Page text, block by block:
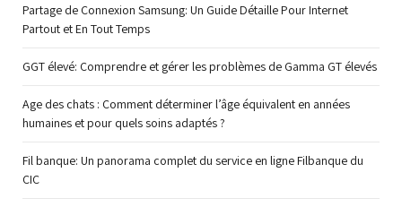
Partage de Connexion Samsung: Un Guide Détaille Pour Internet
Partout et En Tout Temps
GGT élevé: Comprendre et gérer les problèmes de Gamma GT élevés
Age des chats : Comment déterminer l’âge équivalent en années
humaines et pour quels soins adaptés ?
Fil banque: Un panorama complet du service en ligne Filbanque du
CIC